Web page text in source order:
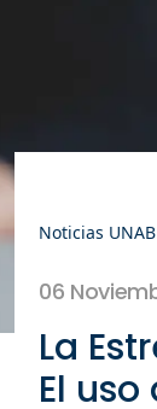
Noticias UNAB
06
La
El